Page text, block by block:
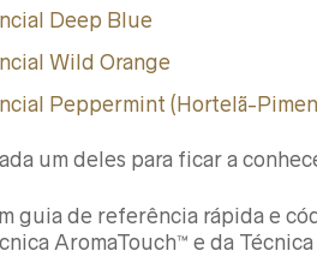
Deep Blue
Wild Orange
Peppermint (Hortelã-
um deles para ficar a
guia de referência rápida e
AromaTouch™ e da